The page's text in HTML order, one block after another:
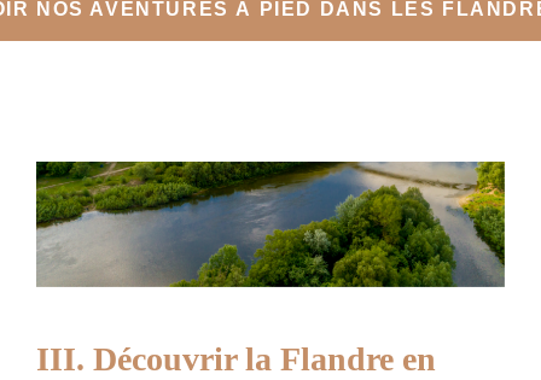
NOS AVENTURES À PIED DANS LES
III. Découvrir la Flandre en